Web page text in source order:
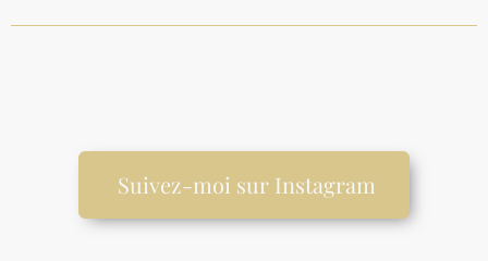
Suivez-moi sur Instagram